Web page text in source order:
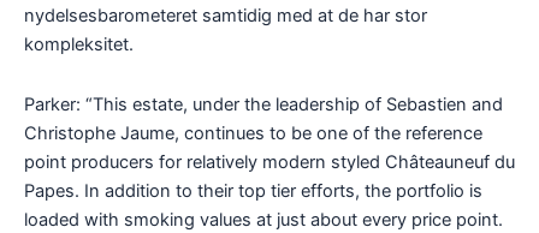
nydelsesbarometeret samtidig med at de har stor
kompleksitet.
Parker: “This estate, under the leadership of Sebastien and
Christophe Jaume, continues to be one of the reference
point producers for relatively modern styled Châteauneuf du
Papes. In addition to their top tier efforts, the portfolio is
loaded with smoking values at just about every price point.